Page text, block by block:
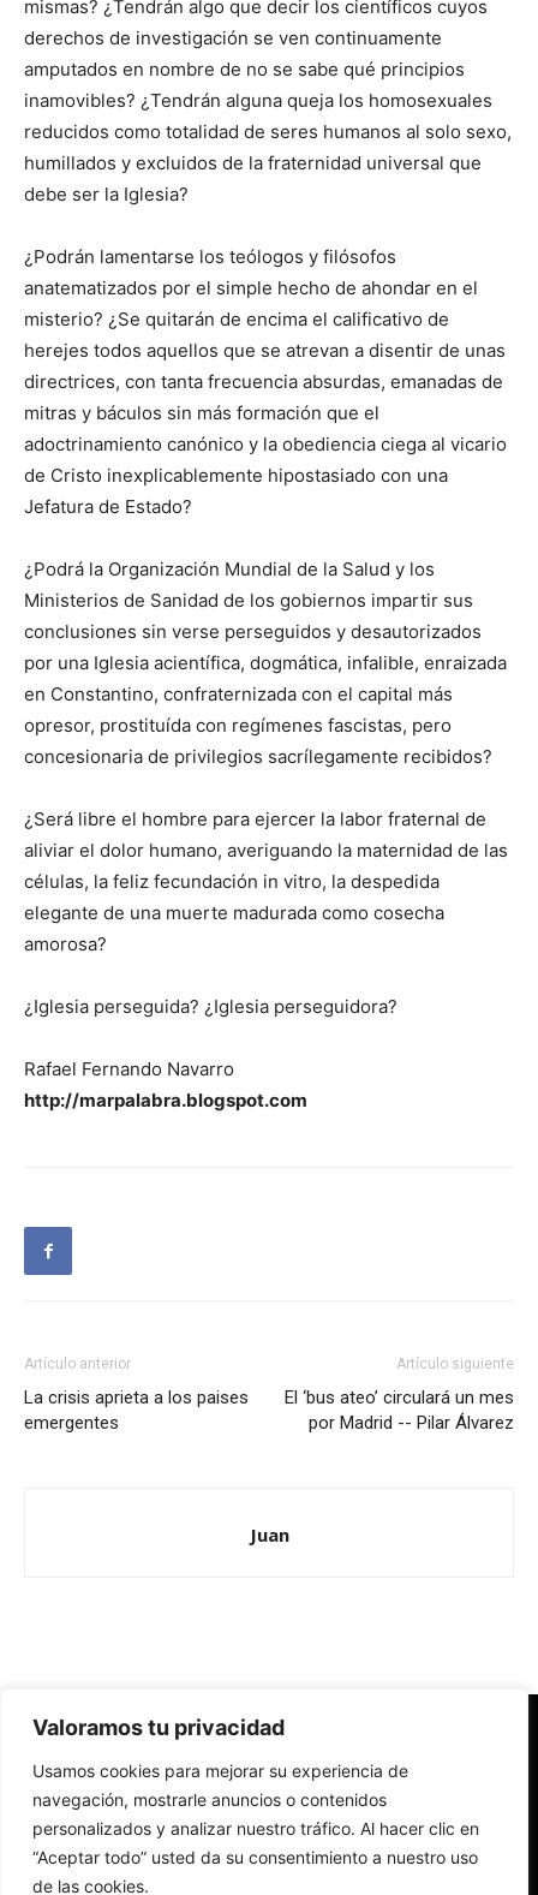
Valoramos tu privacidad
Usamos cookies para mejorar su experiencia de
navegación, mostrarle anuncios o contenidos
personalizados y analizar nuestro tráfico. Al hacer clic en
“Aceptar todo” usted da su consentimiento a nuestro uso
de las cookies.
mismas? ¿Tendrán algo que decir los científicos cuyos
derechos de investigación se ven continuamente
amputados en nombre de no se sabe qué principios
inamovibles? ¿Tendrán alguna queja los homosexuales
reducidos como totalidad de seres humanos al solo sexo,
humillados y excluidos de la fraternidad universal que
debe ser la Iglesia?
¿Podrán lamentarse los teólogos y filósofos
anatematizados por el simple hecho de ahondar en el
misterio? ¿Se quitarán de encima el calificativo de
herejes todos aquellos que se atrevan a disentir de unas
directrices, con tanta frecuencia absurdas, emanadas de
mitras y báculos sin más formación que el
adoctrinamiento canónico y la obediencia ciega al vicario
de Cristo inexplicablemente hipostasiado con una
Jefatura de Estado?
¿Podrá la Organización Mundial de la Salud y los
Ministerios de Sanidad de los gobiernos impartir sus
conclusiones sin verse perseguidos y desautorizados
por una Iglesia acientífica, dogmática, infalible, enraizada
en Constantino, confraternizada con el capital más
opresor, prostituída con regímenes fascistas, pero
concesionaria de privilegios sacrílegamente recibidos?
¿Será libre el hombre para ejercer la labor fraternal de
aliviar el dolor humano, averiguando la maternidad de las
células, la feliz fecundación in vitro, la despedida
elegante de una muerte madurada como cosecha
amorosa?
¿Iglesia perseguida? ¿Iglesia perseguidora?
Rafael Fernando Navarro
http://marpalabra.blogspot.com
Artículo anterior
La crisis aprieta a los paises
emergentes
Artículo siguiente
El ‘bus ateo’ circulará un mes
por Madrid -- Pilar Álvarez
Juan
Redes Cristianas
Una mirada alternativa sobre la Iglesia católica y la sociedad
- Colectivos de Redes Cristianas